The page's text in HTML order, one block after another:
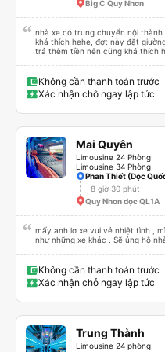
là 2:30 và tôi đang nói về nó. ạn
đã giúp tôi vì nhìn tôi quá ngu
nếu không có tài xế... Cảm ơn
Big C Quy Nhơn
nhà xe có trung chuyển nội
khá thích hehe, đợt này đặt
trả thêm tiền nên cũng khá thích
Không cần thanh toán trước
Xác nhận chỗ ngay lập tức
Mai Quyên
Limousine 24 Phòng
Limousine 34 Phòng
Phan Thiết (Dọc
8 giờ 30 phút
Quy Nhơn dọc QL1A
mấy anh lơ xe vui vẻ nhiệt tình ,
như những xe khác . Sẽ ủng hộ
Không cần thanh toán trước
Xác nhận chỗ ngay lập tức
Trung Thành
Limousine 24 phòng